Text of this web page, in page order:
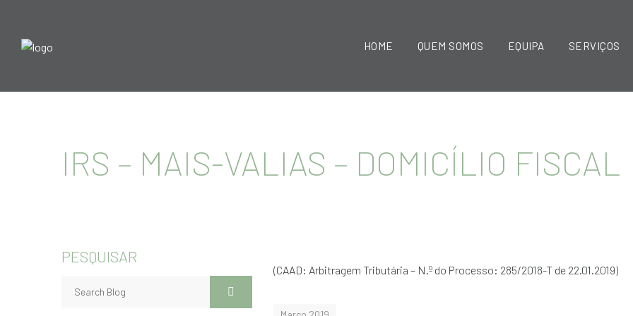
HOME QUEM SOMOS EQUIPA SERVIÇOS
IRS – MAIS-VALIAS – DOMICÍLIO FISCAL
(CAAD: Arbitragem Tributária – N.º do Processo: 285/2018-T de 22.01.2019)
PESQUISAR